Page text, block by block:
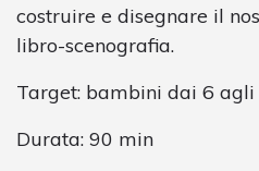
costruire e disegnare il
libro-scenografia.
Target: bambini dai 6 agli
Durata: 90 min